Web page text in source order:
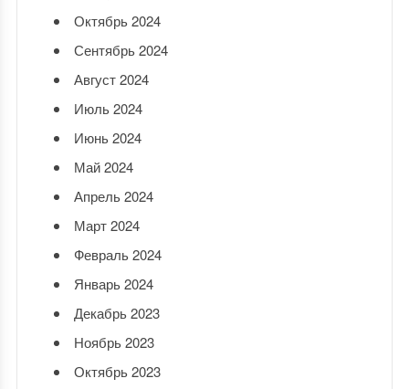
Октябрь 2024
Сентябрь 2024
Август 2024
Июль 2024
Июнь 2024
Май 2024
Апрель 2024
Март 2024
Февраль 2024
Январь 2024
Декабрь 2023
Ноябрь 2023
Октябрь 2023